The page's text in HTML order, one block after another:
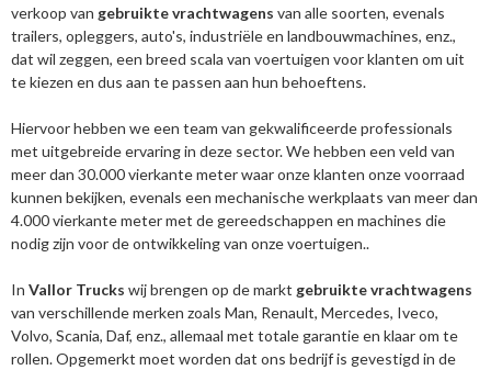
verkoop van gebruikte vrachtwagens van alle soorten, evenals
trailers, opleggers, auto's, industriële en landbouwmachines, enz.,
dat wil zeggen, een breed scala van voertuigen voor klanten om uit
te kiezen en dus aan te passen aan hun behoeftens.
Hiervoor hebben we een team van gekwalificeerde professionals
met uitgebreide ervaring in deze sector. We hebben een veld van
meer dan 30.000 vierkante meter waar onze klanten onze voorraad
kunnen bekijken, evenals een mechanische werkplaats van meer dan
4.000 vierkante meter met de gereedschappen en machines die
nodig zijn voor de ontwikkeling van onze voertuigen..
In Vallor Trucks wij brengen op de markt gebruikte vrachtwagens
van verschillende merken zoals Man, Renault, Mercedes, Iveco,
Volvo, Scania, Daf, enz., allemaal met totale garantie en klaar om te
rollen. Opgemerkt moet worden dat ons bedrijf is gevestigd in de